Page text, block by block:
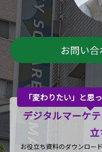
お問い
「変わりたい」と思
デジタルマーケ
お役立ち資料のダウンロー